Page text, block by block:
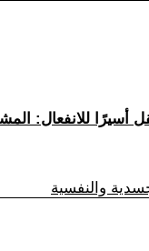
أسيرًا للانفعال:
والنفسية